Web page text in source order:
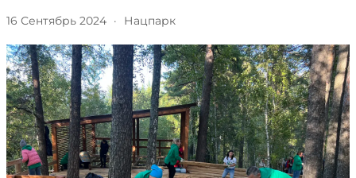
16 Сентябрь 2024 · Нацпарк